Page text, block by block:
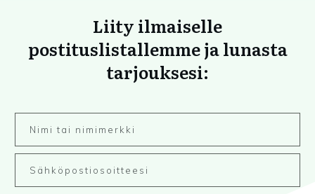
Liity ilmaiselle
postituslistallemme ja lunasta
tarjouksesi: